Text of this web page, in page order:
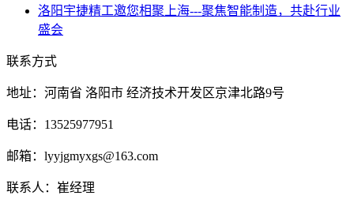
洛阳宇捷精工邀您相聚上海---聚焦智能制造，共赴行业
盛会
联系方式
地址：河南省 洛阳市 经济技术开发区京津北路9号
电话：13525977951
邮箱：lyyjgmyxgs@163.com
联系人：崔经理